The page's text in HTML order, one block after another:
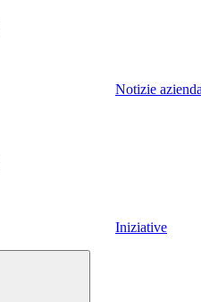
Notizie
Iniziative